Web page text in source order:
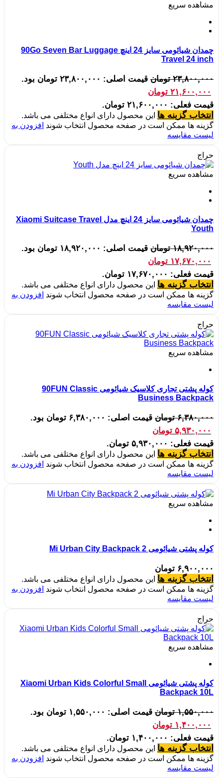
مشاهده سریع
چمدان شیائومی سایز 24 اینچ 90Go Seven Bar Luggage
Travel 24 inch
۲۳,۸۰۰,۰۰۰ تومان قیمت اصلی: ۲۳,۸۰۰,۰۰۰ تومان بود.
۲۱,۶۰۰,۰۰۰ تومان
قیمت فعلی: ۲۱,۶۰۰,۰۰۰ تومان.
انتخاب گزینه ها این محصول دارای انواع مختلفی می باشد.
گزینه ها ممکن است در صفحه محصول انتخاب شوند افزودن به
لیست مقایسه
حراج
مشاهده سریع
چمدان شیائومی سایز 24 اینچ مدل Xiaomi Suitcase Travel
Youth
۱۸,۹۲۰,۰۰۰ تومان قیمت اصلی: ۱۸,۹۲۰,۰۰۰ تومان بود.
۱۷,۶۷۰,۰۰۰ تومان
قیمت فعلی: ۱۷,۶۷۰,۰۰۰ تومان.
انتخاب گزینه ها این محصول دارای انواع مختلفی می باشد.
گزینه ها ممکن است در صفحه محصول انتخاب شوند افزودن به
لیست مقایسه
حراج
مشاهده سریع
کوله پشتی تجاری کلاسیک شیائومی 90FUN Classic
Business Backpack‬‏
۶,۳۸۰,۰۰۰ تومان قیمت اصلی: ۶,۳۸۰,۰۰۰ تومان بود.
۵,۹۳۰,۰۰۰ تومان
قیمت فعلی: ۵,۹۳۰,۰۰۰ تومان.
انتخاب گزینه ها این محصول دارای انواع مختلفی می باشد.
گزینه ها ممکن است در صفحه محصول انتخاب شوند افزودن به
لیست مقایسه
مشاهده سریع
کوله پشتی شیائومی Mi Urban City Backpack 2
۶,۹۰۰,۰۰۰ تومان
انتخاب گزینه ها این محصول دارای انواع مختلفی می باشد.
گزینه ها ممکن است در صفحه محصول انتخاب شوند افزودن به
لیست مقایسه
حراج
مشاهده سریع
کوله پشتی شیائومی Xiaomi Urban Kids Colorful Small
Backpack 10L
۱,۵۵۰,۰۰۰ تومان قیمت اصلی: ۱,۵۵۰,۰۰۰ تومان بود.
۱,۴۰۰,۰۰۰ تومان
قیمت فعلی: ۱,۴۰۰,۰۰۰ تومان.
انتخاب گزینه ها این محصول دارای انواع مختلفی می باشد.
گزینه ها ممکن است در صفحه محصول انتخاب شوند افزودن به
لیست مقایسه